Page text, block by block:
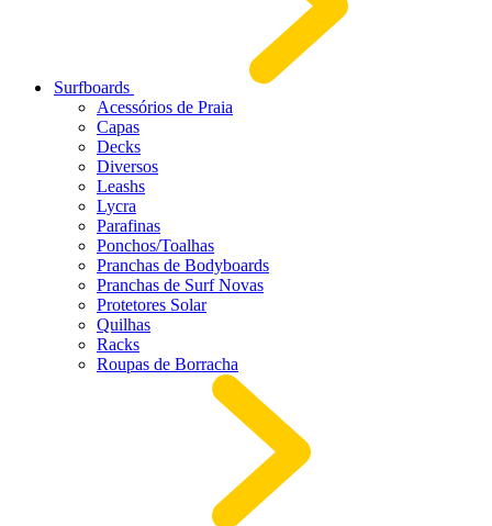
Surfboards
Acessórios de Praia
Capas
Decks
Diversos
Leashs
Lycra
Parafinas
Ponchos/Toalhas
Pranchas de Bodyboards
Pranchas de Surf Novas
Protetores Solar
Quilhas
Racks
Roupas de Borracha